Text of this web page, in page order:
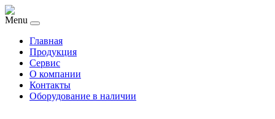
Menu
Главная
Продукция
Сервис
О компании
Контакты
Оборудование в наличии